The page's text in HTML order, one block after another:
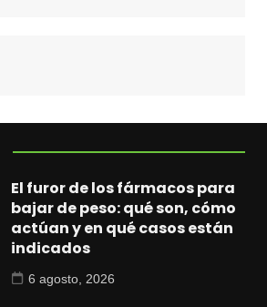
El furor de los fármacos para
bajar de peso: qué son, cómo
actúan y en qué casos están
indicados
6 agosto, 2026